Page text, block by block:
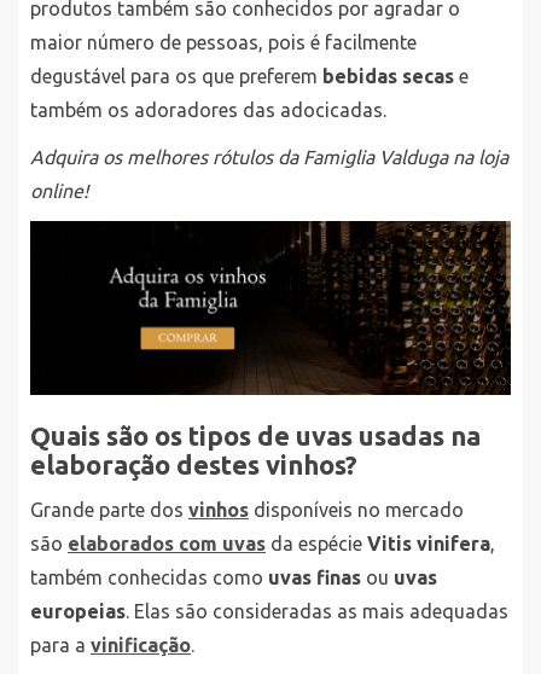
produtos também são conhecidos por agradar o
maior número de pessoas, pois é facilmente
degustável para os que preferem bebidas secas e
também os adoradores das adocicadas.
Adquira os melhores rótulos da Famiglia Valduga na loja
online!
Quais são os tipos de uvas usadas na
elaboração destes vinhos?
Grande parte dos vinhos disponíveis no mercado
são elaborados com uvas da espécie Vitis vinifera,
também conhecidas como uvas finas ou uvas
europeias. Elas são consideradas as mais adequadas
para a vinificação.